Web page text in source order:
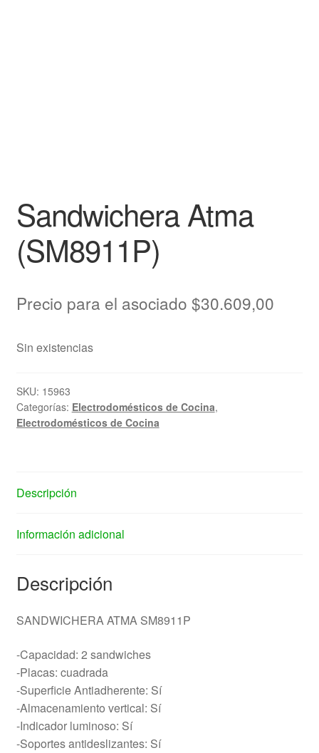
Sandwichera Atma
(SM8911P)
Precio para el asociado $30.609,00
Sin existencias
SKU: 15963
Categorías: Electrodomésticos de Cocina,
Electrodomésticos de Cocina
Descripción
Información adicional
Descripción
SANDWICHERA ATMA SM8911P
-Capacidad: 2 sandwiches
-Placas: cuadrada
-Superficie Antiadherente: Sí
-Almacenamiento vertical: Sí
-Indicador luminoso: Sí
-Soportes antideslizantes: Sí